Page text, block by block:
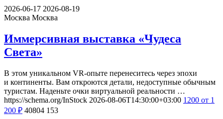
2026-06-17 2026-08-19
Москва Москва
Иммерсивная выставка «Чудеса
Света»
В этом уникальном VR-опыте перенеситесь через эпохи
и континенты. Вам откроются детали, недоступные обычным
туристам. Наденьте очки виртуальной реальности …
https://schema.org/InStock 2026-08-06T14:30:00+03:00 1200 от 1
200 ₽ 40804 153